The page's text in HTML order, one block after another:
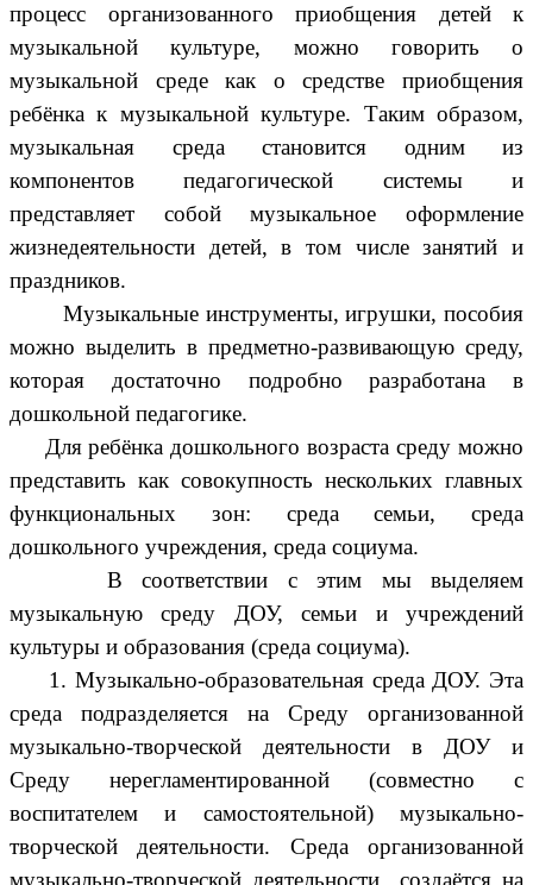
процесс организованного приобщения детей к
музыкальной культуре, можно говорить о
музыкальной среде как о средстве приобщения
ребёнка к музыкальной культуре. Таким образом,
музыкальная среда становится одним из
компонентов педагогической системы и
представляет собой музыкальное оформление
жизнедеятельности детей, в том числе занятий и
праздников.
Музыкальные инструменты, игрушки, пособия
можно выделить в предметно-развивающую среду,
которая достаточно подробно разработана в
дошкольной педагогике.
Для ребёнка дошкольного возраста среду можно
представить как совокупность нескольких главных
функциональных зон: среда семьи, среда
дошкольного учреждения, среда социума.
В соответствии с этим мы выделяем
музыкальную среду ДОУ, семьи и учреждений
культуры и образования (среда социума).
1. Музыкально-образовательная среда ДОУ. Эта
среда подразделяется на Среду организованной
музыкально-творческой деятельности в ДОУ и
Среду нерегламентированной (совместно с
воспитателем и самостоятельной) музыкально-
творческой деятельности. Среда организованной
музыкально-творческой деятельности создаётся на